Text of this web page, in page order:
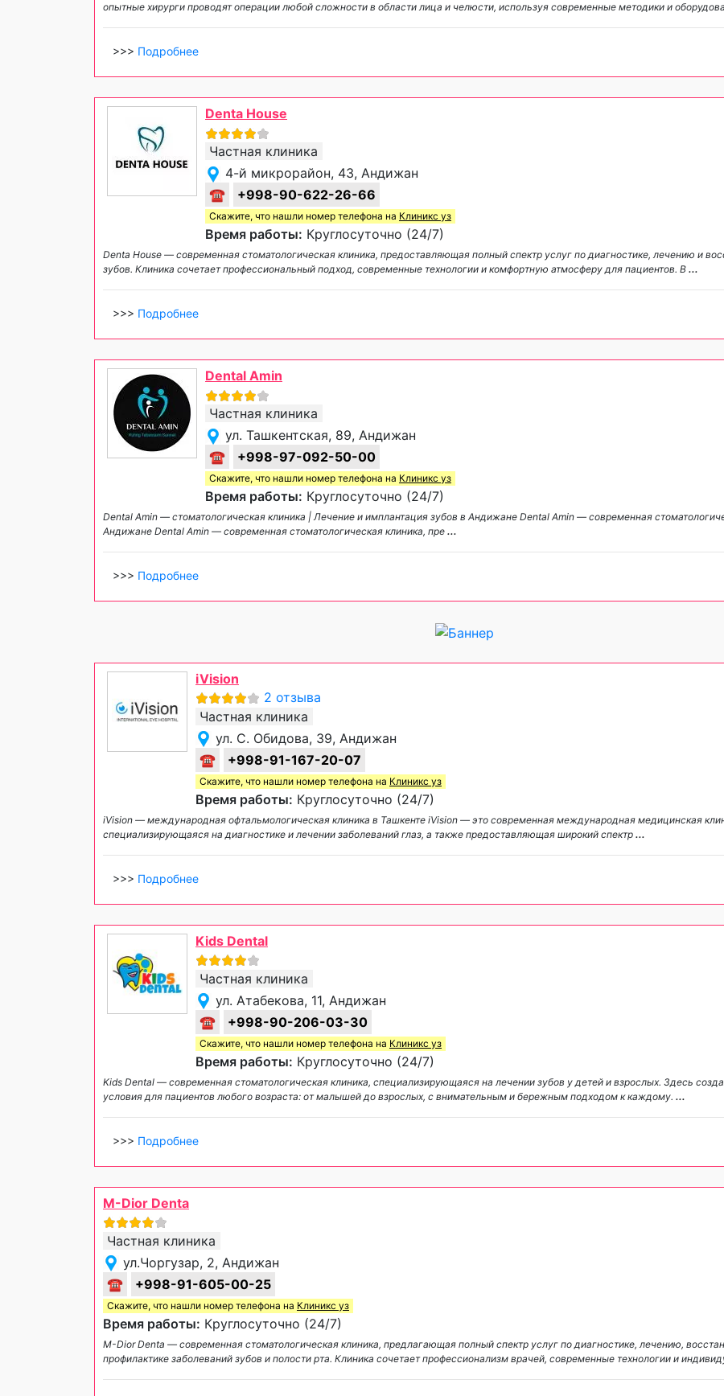
опытные хирурги проводят операции любой сложности в области лица и челюсти, используя современные методики и оборудова
>>> Подробнее
Denta House
Частная клиника
4-й микрорайон, 43, Андижан
☎
+998-90-622-26-66
Скажите, что нашли номер телефона на Клиникс уз
Время работы: Круглосуточно (24/7)
Denta House — современная стоматологическая клиника, предоставляющая полный спектр услуг по диагностике, лечению и
зубов. Клиника сочетает профессиональный подход, современные технологии и комфортную атмосферу для пациентов. В ...
>>> Подробнее
Dental Amin
Частная клиника
ул. Ташкентская, 89, Андижан
☎
+998-97-092-50-00
Скажите, что нашли номер телефона на Клиникс уз
Время работы: Круглосуточно (24/7)
Dental Amin — стоматологическая клиника | Лечение и имплантация зубов в Андижане Dental Amin — современная
Андижане Dental Amin — современная стоматологическая клиника, пре ...
>>> Подробнее
iVision
2 отзыва
Частная клиника
ул. С. Обидова, 39, Андижан
☎
+998-91-167-20-07
Скажите, что нашли номер телефона на Клиникс уз
Время работы: Круглосуточно (24/7)
iVision — международная офтальмологическая клиника в Ташкенте iVision — это современная международная медицинская
специализирующаяся на диагностике и лечении заболеваний глаз, а также предоставляющая широкий спектр ...
>>> Подробнее
Kids Dental
Частная клиника
ул. Атабекова, 11, Андижан
☎
+998-90-206-03-30
Скажите, что нашли номер телефона на Клиникс уз
Время работы: Круглосуточно (24/7)
Kids Dental — современная стоматологическая клиника, специализирующаяся на лечении зубов у детей и взрослых. Здесь
условия для пациентов любого возраста: от малышей до взрослых, с внимательным и бережным подходом к каждому. ...
>>> Подробнее
M-Dior Denta
Частная клиника
ул.Чоргузар, 2, Андижан
☎
+998-91-605-00-25
Скажите, что нашли номер телефона на Клиникс уз
Время работы: Круглосуточно (24/7)
M-Dior Denta — современная стоматологическая клиника, предлагающая полный спектр услуг по диагностике, лечению,
профилактике заболеваний зубов и полости рта. Клиника сочетает профессионализм врачей, современные технологии и